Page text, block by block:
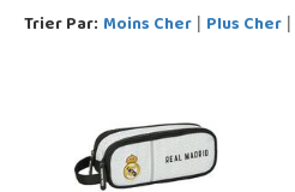
Trier Par: Moins Cher | Plus Cher |